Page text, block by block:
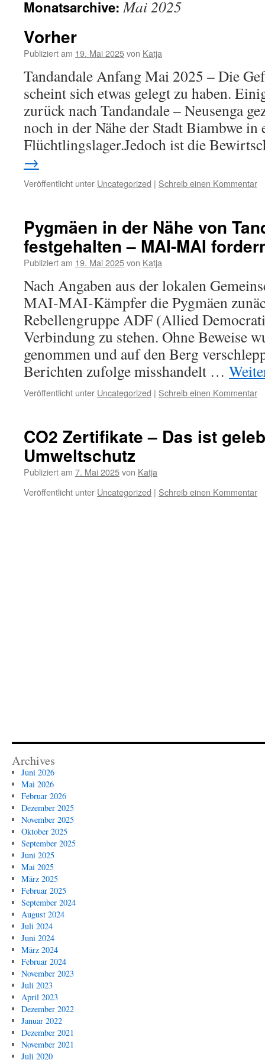
Monatsarchive:Mai 2025
Vorher
Publiziert am 19. Mai 2025von Katja
Tandandale Anfang Mai 2025 – Die
scheint sich etwas gelegt zu haben.
zurück nach Tandandale – Neusenga
noch in der Nähe der Stadt Biambwe in
Flüchtlingslager.Jedoch ist die
→
Veröffentlicht unter Uncategorized | Schreib einen Kommentar
Pygmäen in der Nähe von
festgehalten – MAI-MAI
Publiziert am 19. Mai 2025von Katja
Nach Angaben aus der lokalen
MAI-MAI-Kämpfer die Pygmäen
Rebellengruppe ADF (Allied
Verbindung zu stehen. Ohne Beweise
genommen und auf den Berg
Berichten zufolge misshandelt …
Veröffentlicht unter Uncategorized | Schreib einen Kommentar
CO2 Zertifikate – Das ist
Umweltschutz
Publiziert am 7. Mai 2025von Katja
Veröffentlicht unter Uncategorized | Schreib einen Kommentar
Archives
Juni 2026
Mai 2026
Februar 2026
Dezember 2025
November 2025
Oktober 2025
September 2025
Juni 2025
Mai 2025
März 2025
Februar 2025
September 2024
August 2024
Juli 2024
Juni 2024
März 2024
Februar 2024
November 2023
Juli 2023
April 2023
Dezember 2022
Januar 2022
Dezember 2021
November 2021
Juli 2020